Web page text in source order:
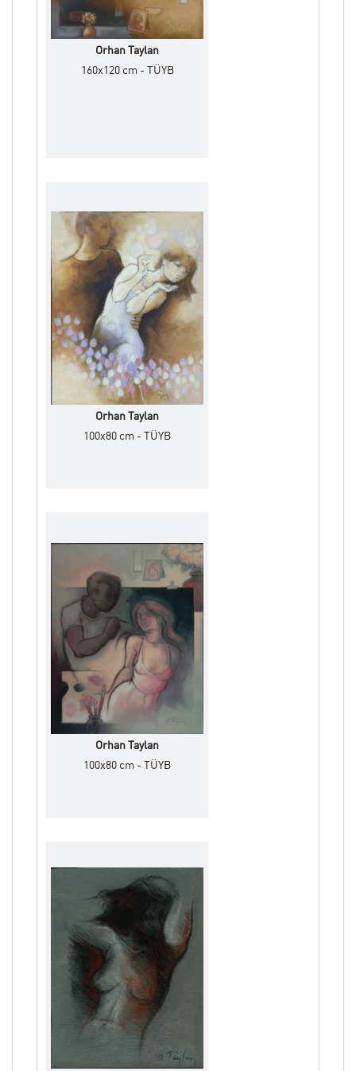
Orhan Taylan
160x120 cm - TÜYB
Orhan Taylan
100x80 cm - TÜYB
Orhan Taylan
100x80 cm - TÜYB